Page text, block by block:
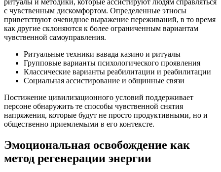
с чувственным дискомфортом. Определенные этносы
приветствуют очевидное выражение переживаний, в то время
как другие склоняются к более ограниченным вариантам
чувственной самоуправления.
Ритуальные техники вавада казино и ритуалы
Групповые варианты психологического проявления
Классические варианты реабилитации и реабилитации
Социальная ассистирование и общинные связи
Постижение цивилизационного условий поддерживает
персоне обнаружить те способы чувственной снятия
напряжения, которые будут не просто продуктивными, но и
общественно приемлемыми в его контексте.
Эмоциональная освобождение как
метод регенерации энергии